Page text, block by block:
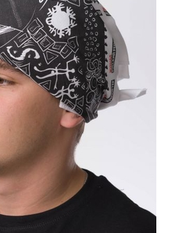
ОСТАВИТЬ ЗАЯВКУ